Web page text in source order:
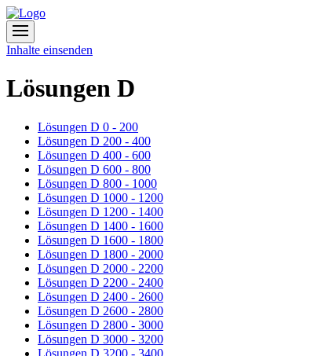
Inhalte einsenden
Lösungen D
Lösungen D 0 - 200
Lösungen D 200 - 400
Lösungen D 400 - 600
Lösungen D 600 - 800
Lösungen D 800 - 1000
Lösungen D 1000 - 1200
Lösungen D 1200 - 1400
Lösungen D 1400 - 1600
Lösungen D 1600 - 1800
Lösungen D 1800 - 2000
Lösungen D 2000 - 2200
Lösungen D 2200 - 2400
Lösungen D 2400 - 2600
Lösungen D 2600 - 2800
Lösungen D 2800 - 3000
Lösungen D 3000 - 3200
Lösungen D 3200 - 3400